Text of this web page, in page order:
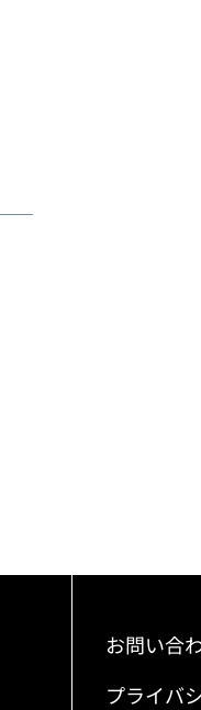
お問い合
プライバ